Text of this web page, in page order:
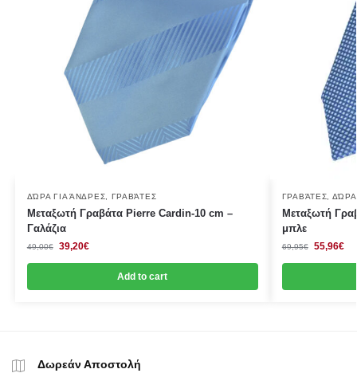
ΔΏΡΑ ΓΙΑ ΆΝΔΡΕΣ ΓΡΑΒΆΤΕΣ
Μεταξωτή Γραβάτα Pierre Cardin-10 cm –
Γαλάζια
49,00€ 39,20€
Add to cart
ΓΡΑΒΆΤΕΣ ΔΏΡΑ
Μεταξωτή
μπλε
69,95€ 55,96€
Δωρεάν Αποστολή